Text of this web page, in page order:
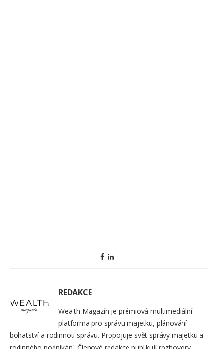
REDAKCE
Wealth Magazín je prémiová multimediální
platforma pro správu majetku, plánování
bohatství a rodinnou správu. Propojuje svět správy majetku a